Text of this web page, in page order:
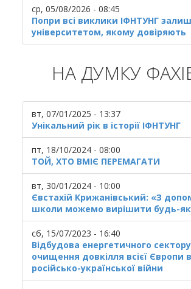
ср, 05/08/2026 - 08:45
Попри всі виклики ІФНТУНГ
університетом, якому довіряють
НА ДУМКУ
вт, 07/01/2025 - 13:37
Унікальний рік в історії ІФНТУНГ
пт, 18/10/2024 - 08:00
ТОЙ, ХТО ВМІЄ ПЕРЕМАГАТИ
вт, 30/01/2024 - 10:00
Євстахій Крижанівський: «З
школи можемо вирішити будь-
сб, 15/07/2023 - 16:40
Відбудова енергетичного
очищення довкілля всієї Європи
російсько-української війни